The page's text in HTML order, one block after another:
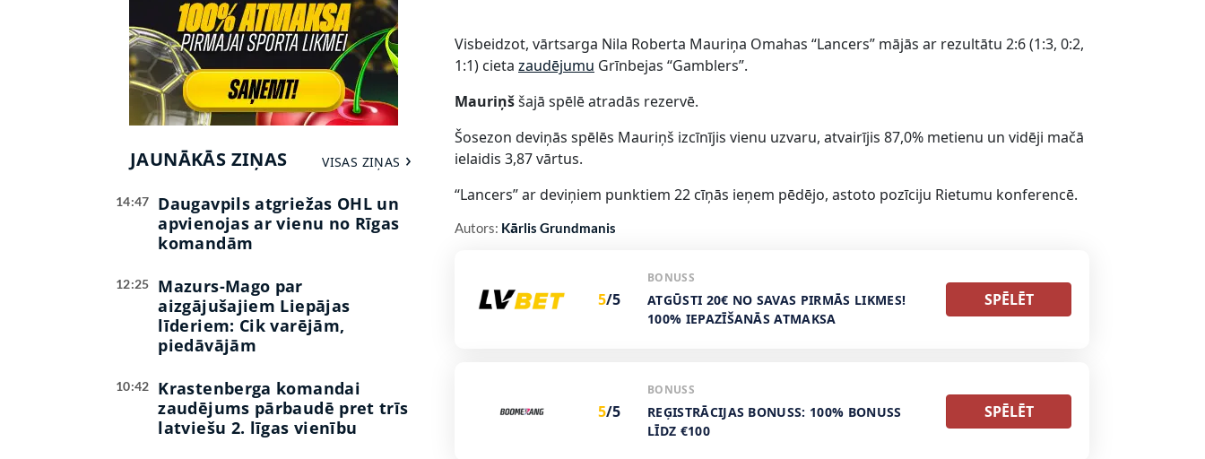
JAUNĀKĀS ZIŅAS VISAS ZIŅAS
14:47
Daugavpils atgriežas OHL un
apvienojas ar vienu no Rīgas
komandām
12:25
Mazurs-Mago par
aizgājušajiem Liepājas
līderiem: Cik varējām,
piedāvājām
10:42
Krastenberga komandai
zaudējums pārbaudē pret trīs
latviešu 2. līgas vienību
Visbeidzot, vārtsarga Nila Roberta Mauriņa Omahas “Lancers” mājās ar rezultātu 2:6 (1:3, 0:2,
1:1) cieta zaudējumu Grīnbejas “Gamblers”.
Mauriņššajā spēlē atradās rezervē.
Šosezon deviņās spēlēs Mauriņš izcīnījis vienu uzvaru, atvairījis 87,0% metienu un vidēji mačā
ielaidis 3,87 vārtus.
“Lancers” ar deviņiem punktiem 22 cīņās ieņem pēdējo, astoto pozīciju Rietumu konferencē.
Autors: Kārlis Grundmanis
5/5
BONUSS
ATGŪSTI 20€ NO SAVAS PIRMĀS LIKMES!
100% IEPAZĪŠANĀS ATMAKSA
SPĒLĒT
5/5
BONUSS
REĢISTRĀCIJAS BONUSS: 100% BONUSS
LĪDZ €100
SPĒLĒT